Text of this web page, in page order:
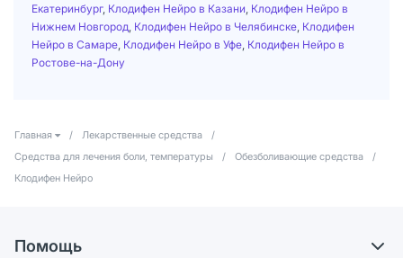
Екатеринбург, Клодифен Нейро в Казани Клодифен Нейро в
Нижнем Новгород Клодифен Нейро в Челябинске Клодифен
Нейро в Самаре Клодифен Нейро в Уфе Клодифен Нейро в
Ростове-на-Дону
Главная / Лекарственные средства
/
Средства для лечения боли, температуры
/ Обезболивающие средства
/
Клодифен Нейро
Помощь